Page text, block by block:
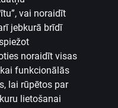
jebkurā brīdī
noraidīt visas
funkcionālās
lai rūpētos par
lietošanai
iespēja apvienot
un lūkošanās pēc
arvien vairāk
moduļu māju
tipveida projektu
esam...